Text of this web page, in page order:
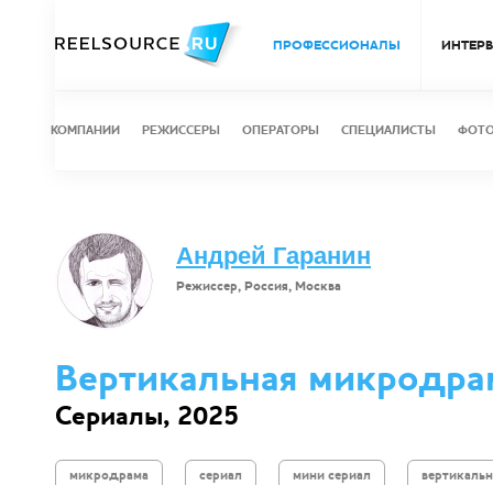
ПРОФЕССИОНАЛЫ
КОМПАНИИ РЕЖИССЕРЫ ОПЕРАТОРЫ СПЕЦИАЛИСТЫ
Андрей Гаранин
Режиссер, Россия, Москва
Вертикальная
Сериалы, 2025
микродрама сериал мини сериал